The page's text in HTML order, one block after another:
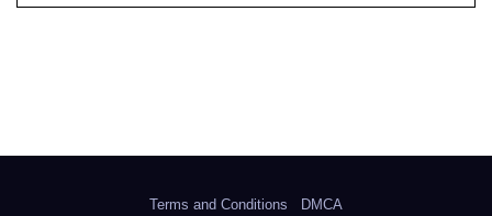
Terms and Conditions DMCA